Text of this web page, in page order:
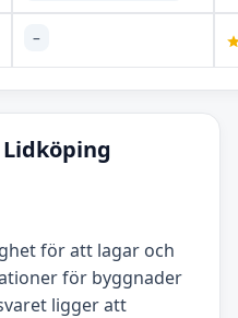
–
för att lagar och
för byggnader
ligger att